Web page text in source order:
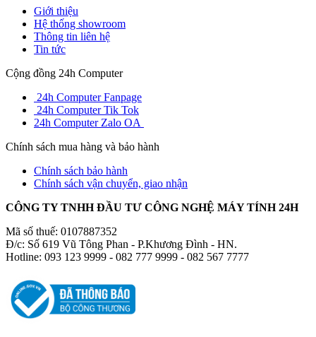
Giới thiệu
Hệ thống showroom
Thông tin liên hệ
Tin tức
Cộng đồng 24h Computer
24h Computer Fanpage
24h Computer Tik Tok
24h Computer Zalo OA
Chính sách mua hàng và bảo hành
Chính sách bảo hành
Chính sách vận chuyển, giao nhận
CÔNG TY TNHH ĐẦU TƯ CÔNG NGHỆ MÁY TÍNH 24H
Mã số thuế: 0107887352
Đ/c: Số 619 Vũ Tông Phan - P.Khương Đình - HN.
Hotline: 093 123 9999 - 082 777 9999 - 082 567 7777